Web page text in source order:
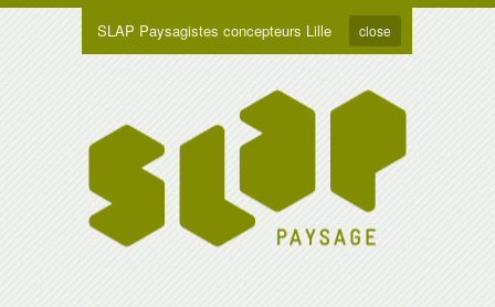
SLAP Paysagistes concepteurs Lille close